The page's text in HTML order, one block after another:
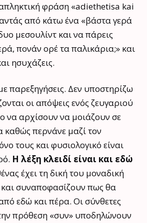
φράση «adiethetisa kai
από κάτω ένα «βάστα γερά
μεσουλίντ και να πάρεις
πονάν ορέ τα παλικάρια;» και
ησυχάζεις.
παρεξηγήσεις. Δεν υποστηρίζω
οι απόψεις ενός ζευγαριού
να αρχίσουν να μοιάζουν σε
περνάνε μαζί τον
τους και φυσιολογικό είναι
Η λέξη κλειδί είναι και εδώ
έχει τη δική του μοναδική
συναποφασίζουν πως θα
εδώ και πέρα. Οι σύνθετες
πρόθεση «συν» υποδηλώνουν